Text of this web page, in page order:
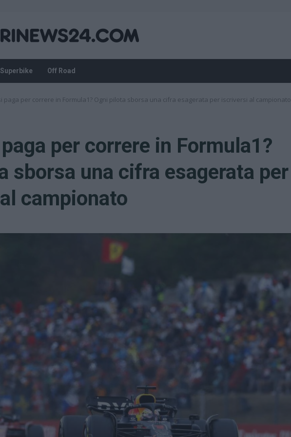
Superbike Off Road
paga per correre in Formula1? Ogni pilota sborsa una cifra esagerata per iscriversi al campionato
per correre in Formula1?
sborsa una cifra esagerata per
campionato